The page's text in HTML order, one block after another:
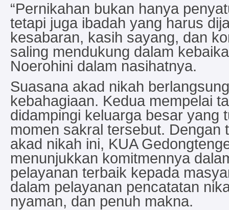
“Pernikahan bukan hanya
tetapi juga ibadah yang harus
kesabaran, kasih sayang, dan
saling mendukung dalam
Noerohini dalam nasihatnya.
Suasana akad nikah
kebahagiaan. Kedua mempelai
didampingi keluarga besar yang
momen sakral tersebut. Dengan
akad nikah ini, KUA
menunjukkan komitmennya
pelayanan terbaik kepada
dalam pelayanan pencatatan
nyaman, dan penuh makna.